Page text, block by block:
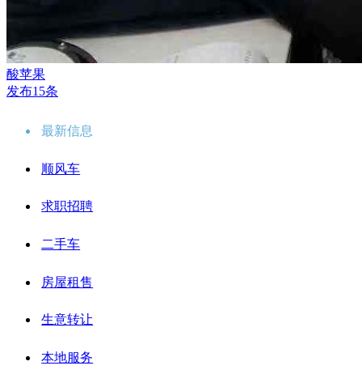
酸苹果
发布15条
最新信息
顺风车
求职招聘
二手车
房屋租售
生意转让
本地服务